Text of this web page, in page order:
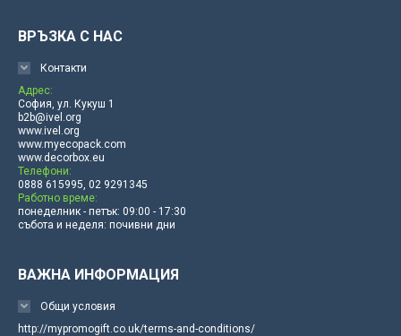
ВРЪЗКА С НАС
Контакти
Адрес:
София, ул. Кукуш 1
b2b@ivel.org
www.ivel.org
www.myecopack.com
www.decorbox.eu
Телефони:
0888 615995, 02 9291345
Работно време:
понеделник - петък: 09:00 - 17:30
събота и неделя: почивни дни
ВАЖНА ИНФОРМАЦИЯ
Общи условия
http://mypromogift.co.uk/terms-and-conditions/